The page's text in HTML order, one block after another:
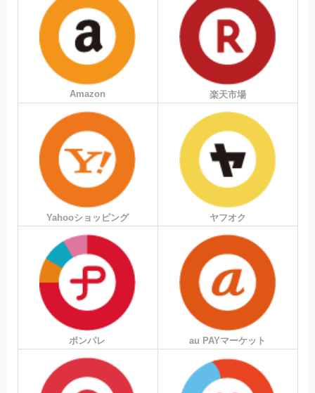
Amazon 楽天市場
Yahooショッピング ヤフオク
ポンパレ au PAYマーケット